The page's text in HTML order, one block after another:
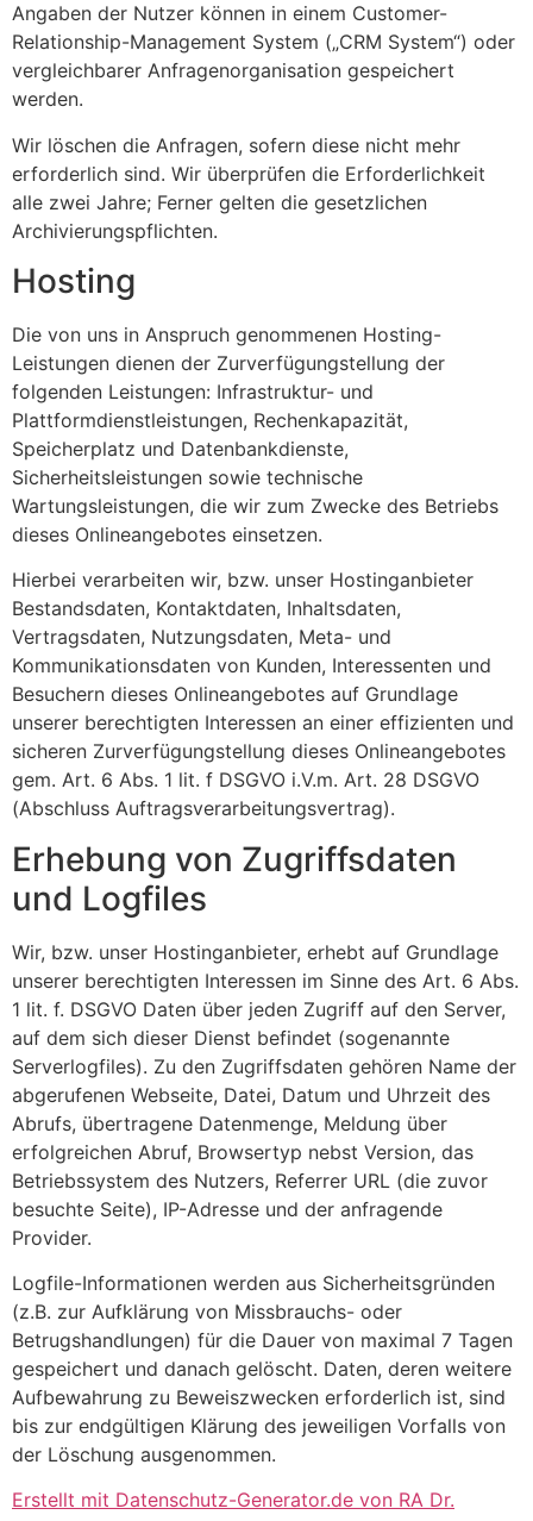
Angaben der Nutzer können in einem Customer-
Relationship-Management System („CRM System“) oder
vergleichbarer Anfragenorganisation gespeichert
werden.
Wir löschen die Anfragen, sofern diese nicht mehr
erforderlich sind. Wir überprüfen die Erforderlichkeit
alle zwei Jahre; Ferner gelten die gesetzlichen
Archivierungspflichten.
Hosting
Die von uns in Anspruch genommenen Hosting-
Leistungen dienen der Zurverfügungstellung der
folgenden Leistungen: Infrastruktur- und
Plattformdienstleistungen, Rechenkapazität,
Speicherplatz und Datenbankdienste,
Sicherheitsleistungen sowie technische
Wartungsleistungen, die wir zum Zwecke des Betriebs
dieses Onlineangebotes einsetzen.
Hierbei verarbeiten wir, bzw. unser Hostinganbieter
Bestandsdaten, Kontaktdaten, Inhaltsdaten,
Vertragsdaten, Nutzungsdaten, Meta- und
Kommunikationsdaten von Kunden, Interessenten und
Besuchern dieses Onlineangebotes auf Grundlage
unserer berechtigten Interessen an einer effizienten und
sicheren Zurverfügungstellung dieses Onlineangebotes
gem. Art. 6 Abs. 1 lit. f DSGVO i.V.m. Art. 28 DSGVO
(Abschluss Auftragsverarbeitungsvertrag).
Erhebung von Zugriffsdaten
und Logfiles
Wir, bzw. unser Hostinganbieter, erhebt auf Grundlage
unserer berechtigten Interessen im Sinne des Art. 6 Abs.
1 lit. f. DSGVO Daten über jeden Zugriff auf den Server,
auf dem sich dieser Dienst befindet (sogenannte
Serverlogfiles). Zu den Zugriffsdaten gehören Name der
abgerufenen Webseite, Datei, Datum und Uhrzeit des
Abrufs, übertragene Datenmenge, Meldung über
erfolgreichen Abruf, Browsertyp nebst Version, das
Betriebssystem des Nutzers, Referrer URL (die zuvor
besuchte Seite), IP-Adresse und der anfragende
Provider.
Logfile-Informationen werden aus Sicherheitsgründen
(z.B. zur Aufklärung von Missbrauchs- oder
Betrugshandlungen) für die Dauer von maximal 7 Tagen
gespeichert und danach gelöscht. Daten, deren weitere
Aufbewahrung zu Beweiszwecken erforderlich ist, sind
bis zur endgültigen Klärung des jeweiligen Vorfalls von
der Löschung ausgenommen.
Erstellt mit Datenschutz-Generator.de von RA Dr.